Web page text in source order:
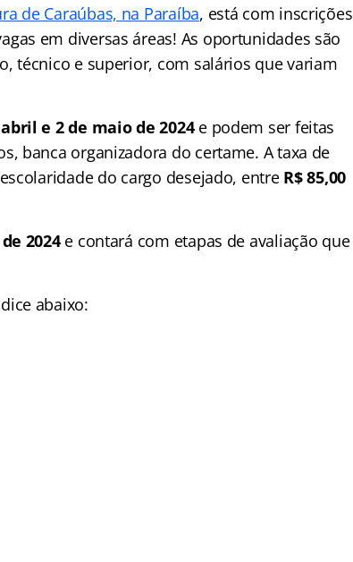
de Caraúbas, na Paraíba, está com inscrições
em diversas áreas! As oportunidades são
técnico e superior, com salários que variam
e 2 de maio de 2024e podem ser feitas
banca organizadora do certame. A taxa de
do cargo desejado, entre R$ 85,00
2024e contará com etapas de avaliação que
abaixo: